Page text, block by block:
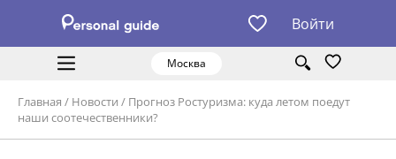
Войти
Москва
Главная / Новости / Прогноз Ростуризма: куда летом поедут
наши соотечественники?